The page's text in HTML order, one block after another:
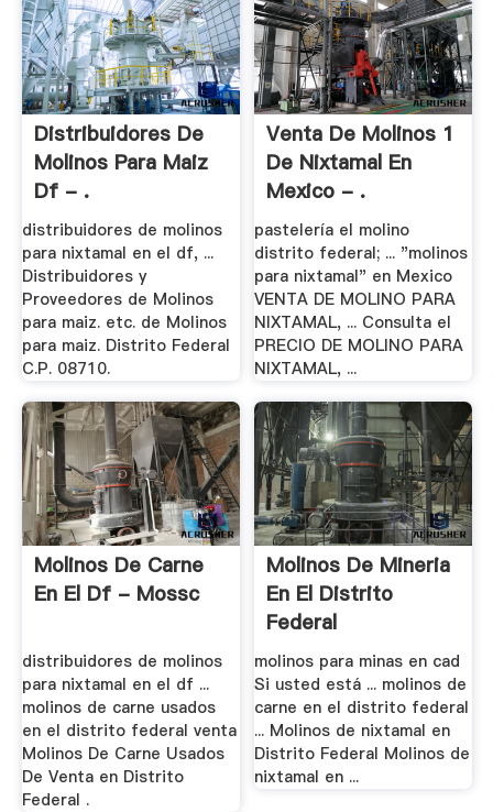
Distribuidores De
Molinos Para Maiz
Df - .
distribuidores de molinos
para nixtamal en el df, ...
Distribuidores y
Proveedores de Molinos
para maiz. etc. de Molinos
para maiz. Distrito Federal
C.P. 08710.
Venta De Molinos 1
De Nixtamal En
Mexico - .
pastelería el molino
distrito federal; ... "molinos
para nixtamal" en Mexico
VENTA DE MOLINO PARA
NIXTAMAL, ... Consulta el
PRECIO DE MOLINO PARA
NIXTAMAL, ...
Molinos De Carne
En El Df - Mossc
distribuidores de molinos
para nixtamal en el df ...
molinos de carne usados
en el distrito federal venta
Molinos De Carne Usados
De Venta en Distrito
Federal .
Molinos De Mineria
En El Distrito
Federal
molinos para minas en cad
Si usted está ... molinos de
carne en el distrito federal
... Molinos de nixtamal en
Distrito Federal Molinos de
nixtamal en ...